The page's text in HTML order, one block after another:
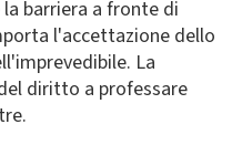
barriera a fronte di
l'accettazione dello
La
diritto a professare